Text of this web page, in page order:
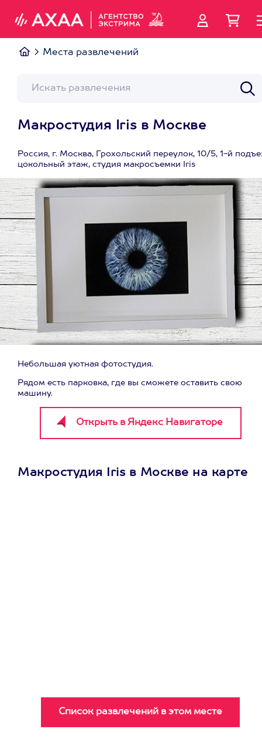
Места развлечений
Макростудия Iris в Москве
Россия, г. Москва, Грохольский переулок, 10/5, 1-й
цокольный этаж, студия макросъемки Iris
Небольшая уютная фотостудия.
Рядом есть парковка, где вы сможете оставить свою
машину.
Макростудия Iris в Москве на карте